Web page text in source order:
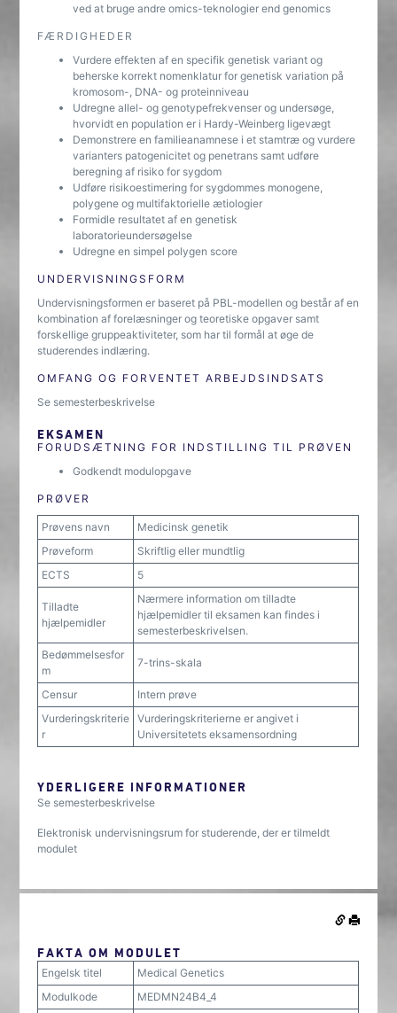
ved at bruge andre omics-teknologier end genomics
FÆRDIGHEDER
Vurdere effekten af en specifik genetisk variant og
beherske korrekt nomenklatur for genetisk variation på
kromosom-, DNA- og proteinniveau
Udregne allel- og genotypefrekvenser og undersøge,
hvorvidt en population er i Hardy-Weinberg ligevægt
Demonstrere en familieanamnese i et stamtræ og vurdere
varianters patogenicitet og penetrans samt udføre
beregning af risiko for sygdom
Udføre risikoestimering for sygdommes monogene,
polygene og multifaktorielle ætiologier
Formidle resultatet af en genetisk
laboratorieundersøgelse
Udregne en simpel polygen score
UNDERVISNINGSFORM
Undervisningsformen er baseret på PBL-modellen og består af en
kombination af forelæsninger og teoretiske opgaver samt
forskellige gruppeaktiviteter, som har til formål at øge de
studerendes indlæring.
OMFANG OG FORVENTET ARBEJDSINDSATS
Se semesterbeskrivelse
EKSAMEN
FORUDSÆTNING FOR INDSTILLING TIL PRØVEN
Godkendt modulopgave
PRØVER
Prøvens navn
Medicinsk genetik
Prøveform
Skriftlig eller mundtlig
ECTS
5
Tilladte
hjælpemidler
Nærmere information om tilladte
hjælpemidler til eksamen kan findes i
semesterbeskrivelsen.
Bedømmelsesfor
m
7-trins-skala
Censur
Intern prøve
Vurderingskriterie
r
Vurderingskriterierne er angivet i
Universitetets eksamensordning
YDERLIGERE INFORMATIONER
Se semesterbeskrivelse
Elektronisk undervisningsrum for studerende, der er tilmeldt
modulet
FAKTA OM MODULET
Engelsk titel
Medical Genetics
Modulkode
MEDMN24B4_4